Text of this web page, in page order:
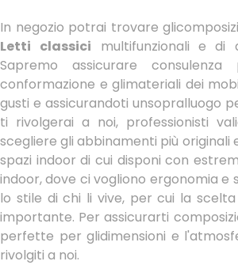
In negozio potrai trovare
Letti classici multifunzionali e di
Sapremo assicurare
conformazione e glimateriali dei
gusti e assicurandoti unsopralluogo
ti rivolgerai a noi, professionisti
scegliere gli abbinamenti più
spazi indoor di cui disponi con
indoor, dove ci vogliono ergonomia e
lo stile di chi li vive, per cui la
importante. Per assicurarti
perfette per glidimensioni e
rivolgiti a noi.